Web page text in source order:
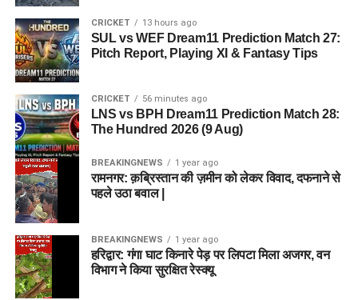
CRICKET 13 hours ago
SUL vs WEF Dream11 Prediction Match 27:
Pitch Report, Playing XI & Fantasy Tips
CRICKET 56 minutes ago
LNS vs BPH Dream11 Prediction Match 28:
The Hundred 2026 (9 Aug)
BREAKINGNEWS 1 year ago
रामनगर: क़ब्रिस्तान की ज़मीन को लेकर विवाद, दफनाने से
पहले उठा बवाल |
BREAKINGNEWS 1 year ago
हरिद्वार: गंगा घाट किनारे पेड़ पर लिपटा मिला अजगर, वन
विभाग ने किया सुरक्षित रेस्क्यू